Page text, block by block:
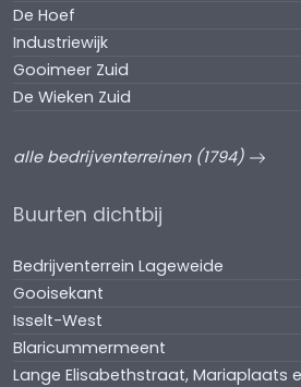
De Hoef
Industriewijk
Gooimeer Zuid
De Wieken Zuid
alle bedrijventerreinen (1794)
Buurten dichtbij
Bedrijventerrein Lageweide
Gooisekant
Isselt-West
Blaricummermeent
Lange Elisabethstraat, Mariaplaats